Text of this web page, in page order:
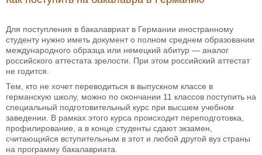
Для поступления в бакалавриат в Германии иностранному
студенту нужно иметь документ о полном среднем образовании
международного образца или немецкий абитур — аналог
российского аттестата зрелости. При этом российский аттестат
не годится.
Тем, кто не хочет переводиться в выпускном классе в
германскую школу, можно по окончании 11 классов поступить на
специальный подготовительный курс при высшем учебном
заведении. В рамках этого курса происходит переподготовка,
профилирование, а в конце студенты сдают экзамен,
считающийся вступительным в этот и любой другой вуз страны
на программу бакалавриата.